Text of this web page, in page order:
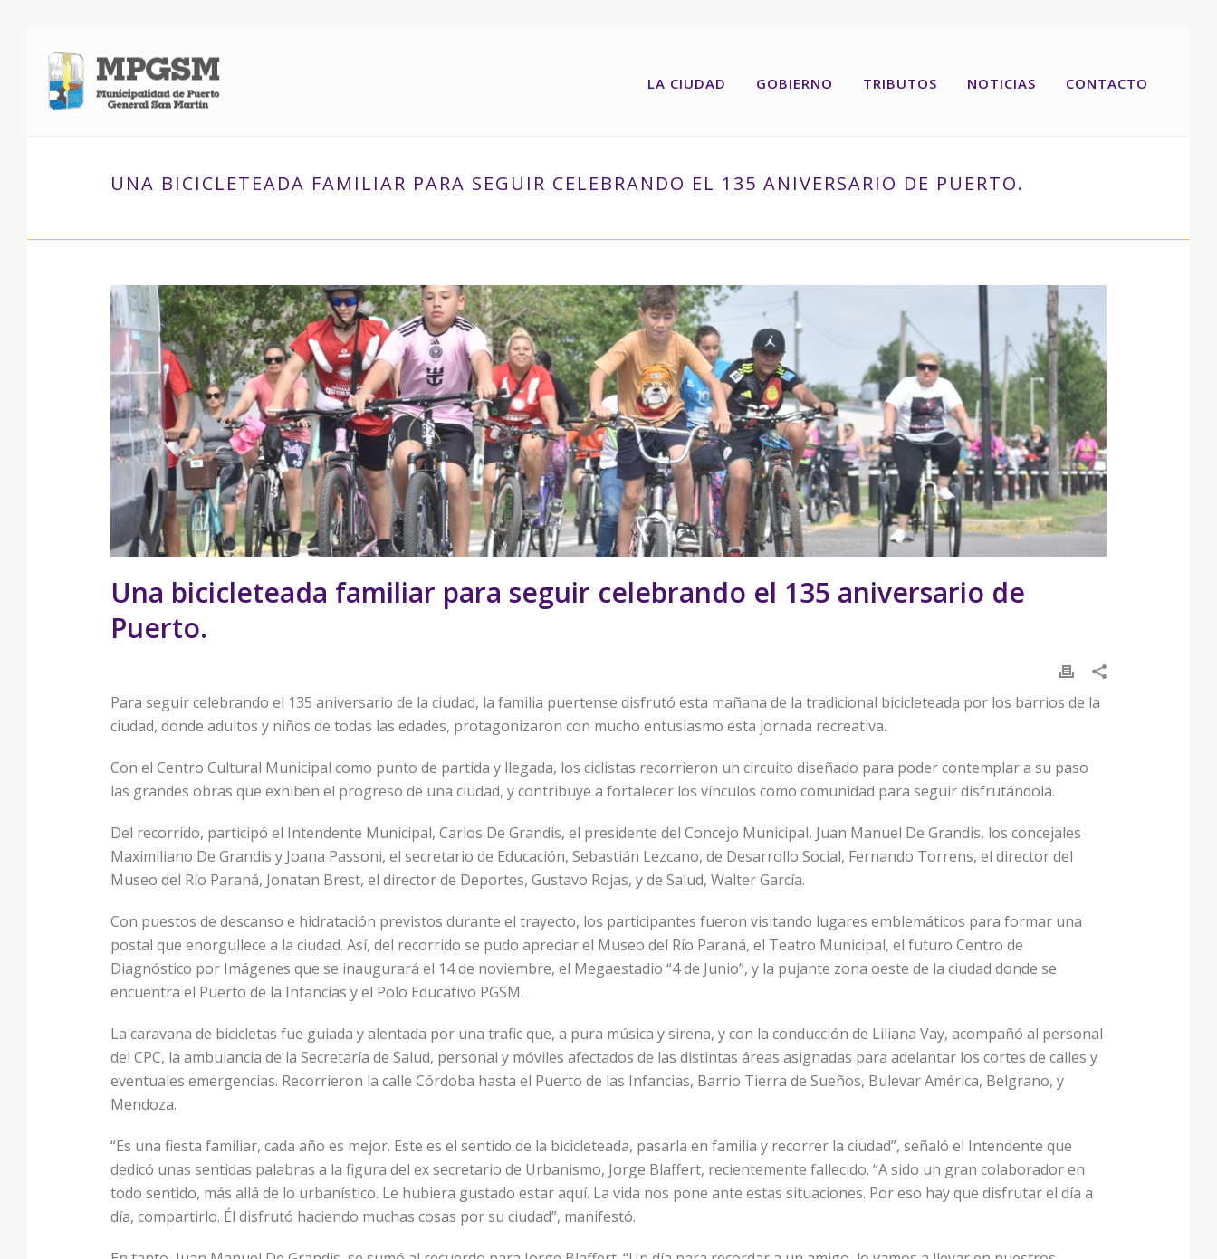
LA CIUDAD GOBIERNO TRIBUTOS NOTICIAS CONTACTO
UNA BICICLETEADA FAMILIAR PARA SEGUIR CELEBRANDO EL 135 ANIVERSARIO DE PUERTO.
Una bicicleteada familiar para seguir celebrando el 135 aniversario de
Puerto.
Para seguir celebrando el 135 aniversario de la ciudad, la familia puertense disfrutó esta mañana de la tradicional bicicleteada por los barrios de la
ciudad, donde adultos y niños de todas las edades, protagonizaron con mucho entusiasmo esta jornada recreativa.
Con el Centro Cultural Municipal como punto de partida y llegada, los ciclistas recorrieron un circuito diseñado para poder contemplar a su paso
las grandes obras que exhiben el progreso de una ciudad, y contribuye a fortalecer los vínculos como comunidad para seguir disfrutándola.
Del recorrido, participó el Intendente Municipal, Carlos De Grandis, el presidente del Concejo Municipal, Juan Manuel De Grandis, los concejales
Maximiliano De Grandis y Joana Passoni, el secretario de Educación, Sebastián Lezcano, de Desarrollo Social, Fernando Torrens, el director del
Museo del Río Paraná, Jonatan Brest, el director de Deportes, Gustavo Rojas, y de Salud, Walter García.
Con puestos de descanso e hidratación previstos durante el trayecto, los participantes fueron visitando lugares emblemáticos para formar una
postal que enorgullece a la ciudad. Así, del recorrido se pudo apreciar el Museo del Río Paraná, el Teatro Municipal, el futuro Centro de
Diagnóstico por Imágenes que se inaugurará el 14 de noviembre, el Megaestadio “4 de Junio”, y la pujante zona oeste de la ciudad donde se
encuentra el Puerto de la Infancias y el Polo Educativo PGSM.
La caravana de bicicletas fue guiada y alentada por una trafic que, a pura música y sirena, y con la conducción de Liliana Vay, acompañó al personal
del CPC, la ambulancia de la Secretaría de Salud, personal y móviles afectados de las distintas áreas asignadas para adelantar los cortes de calles y
eventuales emergencias. Recorrieron la calle Córdoba hasta el Puerto de las Infancias, Barrio Tierra de Sueños, Bulevar América, Belgrano, y
Mendoza.
“Es una fiesta familiar, cada año es mejor. Este es el sentido de la bicicleteada, pasarla en familia y recorrer la ciudad”, señaló el Intendente que
dedicó unas sentidas palabras a la figura del ex secretario de Urbanismo, Jorge Blaffert, recientemente fallecido. “A sido un gran colaborador en
todo sentido, más allá de lo urbanístico. Le hubiera gustado estar aquí. La vida nos pone ante estas situaciones. Por eso hay que disfrutar el día a
día, compartirlo. Él disfrutó haciendo muchas cosas por su ciudad”, manifestó.